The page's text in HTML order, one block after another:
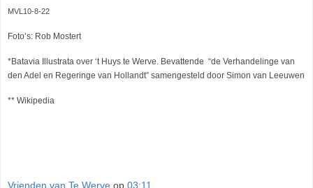
MVL10-8-22
Foto’s: Rob Mostert
*Batavia Illustrata over ‘t Huys te Werve. Bevattende “de Verhandelinge van
den Adel en Regeringe van Hollandt” samengesteld door Simon van Leeuwen
** Wikipedia
Vrienden van Te Werve op 03:11